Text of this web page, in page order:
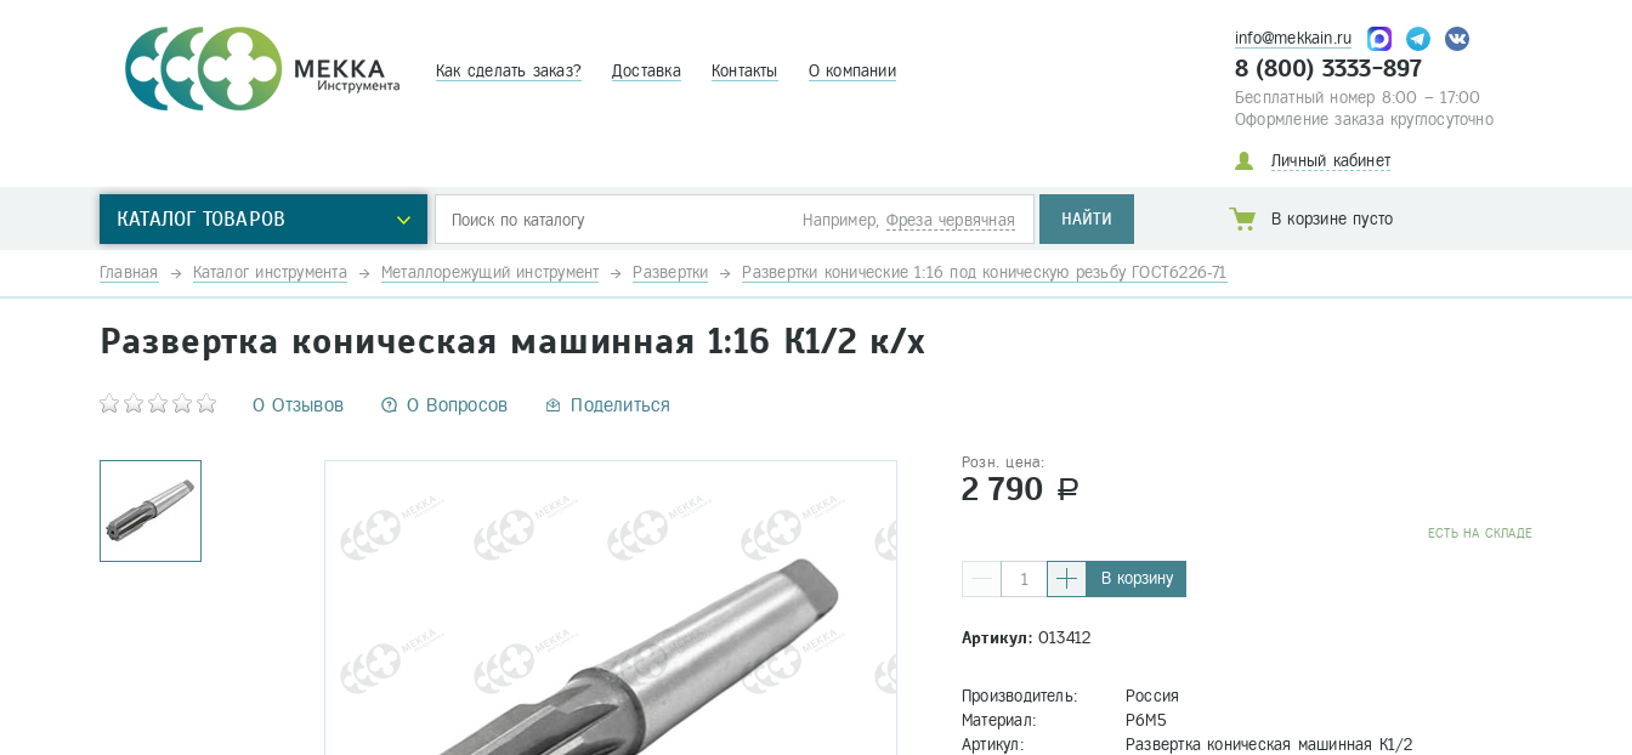
Как сделать заказ? Доставка Контакты О компании
info@mekkain.ru
8 (800) 3333-897
Бесплатный номер 8:00 – 17:00
Оформление заказа круглосуточно
Личный кабинет
КАТАЛОГ ТОВАРОВ Например, Фреза червячная НАЙТИ В корзине пусто
Главная Каталог инструмента Металлорежущий инструмент Развертки Развертки конические 1:16 под коническую резьбу ГОСТ6226-71
Развертка коническая машинная 1:16 К1/2 к/х
0 Отзывов 0 Вопросов Поделиться
Розн. цена:
2 790 a
EСТЬ НА СКЛАДЕ
В корзину
Артикул:013412
Производитель:
Россия
Материал:
Р6М5
Артикул:
Развертка коническая машинная К1/2